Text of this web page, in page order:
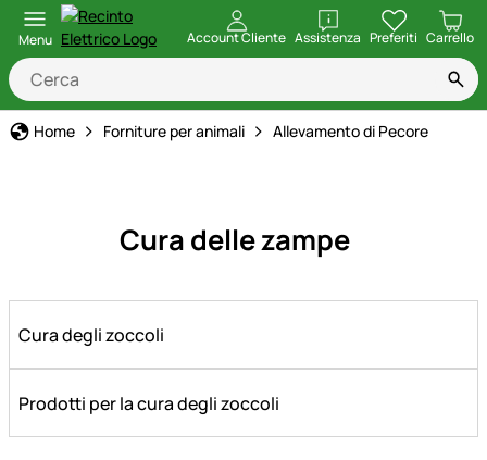
Menu Account Cliente Assistenza
apri Preferiti Carrello
Home Forniture per animali Allevamento di Pecore
Cura delle zampe
Cura degli zoccoli
Prodotti per la cura degli zoccoli